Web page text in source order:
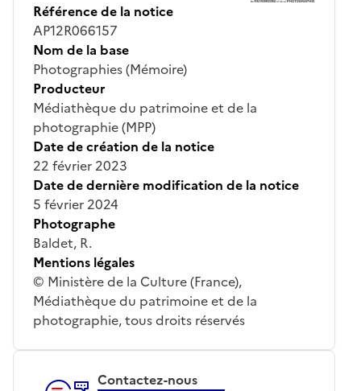
Référence de la notice
AP12R066157
Nom de la base
Photographies (Mémoire)
Producteur
Médiathèque du patrimoine et de la
photographie (MPP)
Date de création de la notice
22 février 2023
Date de dernière modification de la notice
5 février 2024
Photographe
Baldet, R.
Mentions légales
© Ministère de la Culture (France),
Médiathèque du patrimoine et de la
photographie, tous droits réservés
Contactez-nous